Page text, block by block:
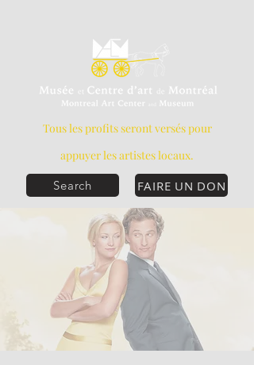
FAIRE UN DON
Tous les profits seront versés pour
appuyer les artistes locaux.
Search